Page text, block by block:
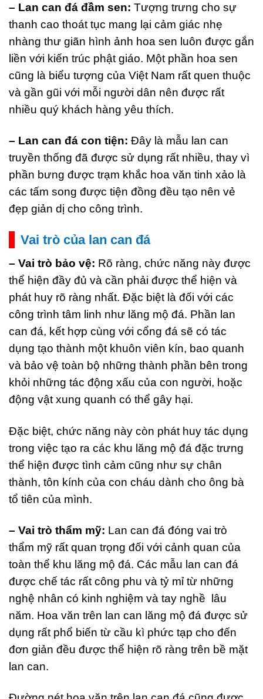
– Lan can đá đầm sen: Tượng trưng cho sự
thanh cao thoát tục mang lại cảm giác nhẹ
nhàng thư giãn hình ảnh hoa sen luôn được gắn
liền với kiến trúc phật giáo. Một phần hoa sen
cũng là biểu tượng của Việt Nam rất quen thuộc
và gần gũi với mỗi người dân nên được rất
nhiều quý khách hàng yêu thích.
– Lan can đá con tiện: Đây là mẫu lan can
truyền thống đã được sử dụng rất nhiều, thay vì
phần bưng được trạm khắc hoa văn tinh xảo là
các tấm song được tiện đồng đều tạo nên vẻ
đẹp giản dị cho công trình.
Vai trò của lan can đá
– Vai trò bảo vệ: Rõ ràng, chức năng này được
thể hiện đầy đủ và cần phải được thể hiện và
phát huy rõ ràng nhất. Đặc biệt là đối với các
công trình tâm linh như lăng mộ đá. Phần lan
can đá, kết hợp cùng với cổng đá sẽ có tác
dụng tạo thành một khuôn viên kín, bao quanh
và bảo vệ toàn bộ những thành phần bên trong
khỏi những tác động xấu của con người, hoặc
động vật xung quanh có thể gây hại.
Đặc biệt, chức năng này còn phát huy tác dụng
trong việc tạo ra các khu lăng mộ đá đặc trưng
thể hiện được tình cảm cũng như sự chân
thành, tôn kính của con cháu dành cho ông bà
tổ tiên của mình.
– Vai trò thẩm mỹ: Lan can đá đóng vai trò
thẩm mỹ rất quan trọng đối với cảnh quan của
toàn thể khu lăng mộ đá. Các mẫu lan can đá
được chế tác rất công phu và tỷ mỉ từ những
nghệ nhân có kinh nghiệm và tay nghề lâu
năm. Hoa văn trên lan can lăng mộ đá được sử
dụng rất phổ biến từ cầu kì phức tạp cho đến
đơn giản đều được thể hiện rõ ràng trên bề mặt
lan can.